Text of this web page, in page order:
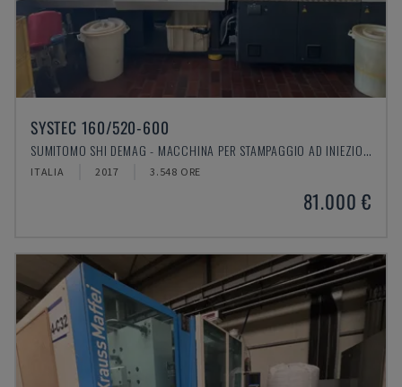
SYSTEC 160/520-600
SUMITOMO SHI DEMAG - MACCHINA PER STAMPAGGIO AD INIEZIONE IDRAULICA
ITALIA 2017 3.548 ORE
81.000 €